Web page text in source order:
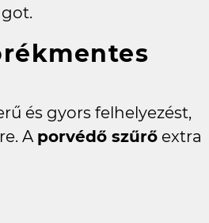
és gyors felhelyezést,
A porvédő szűrő extra